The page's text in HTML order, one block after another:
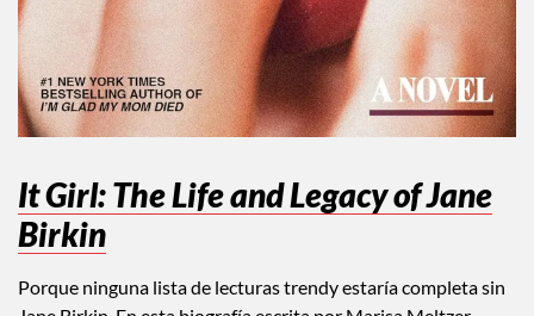
It Girl: The Life and Legacy of Jane
Birkin
Porque ninguna lista de lecturas trendy estaría completa sin